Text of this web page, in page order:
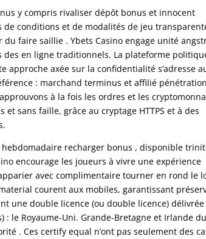
y compris rivaliser dépôt bonus et innocent
conditions et de modalités de jeu
faire saillie . Ybets Casino engage unité
en ligne traditionnels. La plateforme
axée sur la confidentialité s’adresse
: marchand terminus et affilié
à la fois les ordres et les
sans faille, grâce au cryptage HTTPS et à des
recharger bonus , disponible
encourage les joueurs à vivre une expérience
avec complimentaire tourner en rond le
courent aux mobiles, garantissant
une double licence (ou double licence)
: le Royaume-Uni. Grande-Bretagne et Irlande du
. Ces certify equal n’ont pas seulement des